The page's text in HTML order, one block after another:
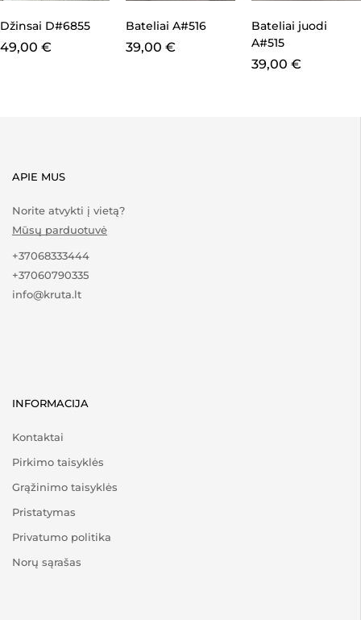
Džinsai D#6855
49,00 €
Bateliai A#516
39,00 €
Bateliai juodi
A#515
39,00 €
APIE MUS
Norite atvykti į vietą?
Mūsų parduotuvė
+37068333444
+37060790335
info@kruta.lt
INFORMACIJA
Kontaktai
Pirkimo taisyklės
Grąžinimo taisyklės
Pristatymas
Privatumo politika
Norų sąrašas